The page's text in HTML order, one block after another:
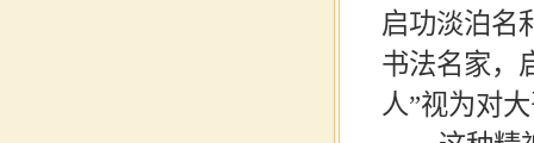
启功淡泊名
书法名家，
人”视为对